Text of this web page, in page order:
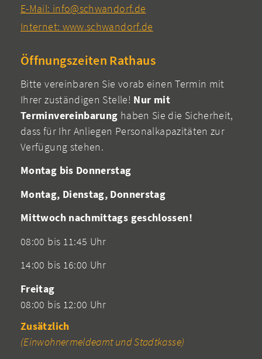
E-Mail: info@schwandorf.de
Internet: www.schwandorf.de
Öffnungszeiten Rathaus
Bitte vereinbaren Sie vorab einen Termin mit
Ihrer zuständigen Stelle! Nur mit
Terminvereinbarung haben Sie die Sicherheit,
dass für Ihr Anliegen Personalkapazitäten zur
Verfügung stehen.
Montag bis Donnerstag
Montag, Dienstag, Donnerstag
Mittwoch nachmittags geschlossen!
08:00 bis 11:45 Uhr
14:00 bis 16:00 Uhr
Freitag
08:00 bis 12:00 Uhr
Zusätzlich
(Einwohnermeldeamt und Stadtkasse)